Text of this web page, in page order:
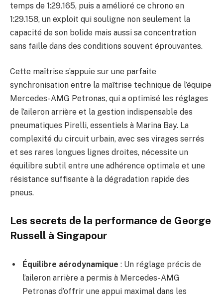
temps de 1:29.165, puis a amélioré ce chrono en
1:29.158, un exploit qui souligne non seulement la
capacité de son bolide mais aussi sa concentration
sans faille dans des conditions souvent éprouvantes.
Cette maîtrise s’appuie sur une parfaite
synchronisation entre la maîtrise technique de l’équipe
Mercedes-AMG Petronas, qui a optimisé les réglages
de l’aileron arrière et la gestion indispensable des
pneumatiques Pirelli, essentiels à Marina Bay. La
complexité du circuit urbain, avec ses virages serrés
et ses rares longues lignes droites, nécessite un
équilibre subtil entre une adhérence optimale et une
résistance suffisante à la dégradation rapide des
pneus.
Les secrets de la performance de George
Russell à Singapour
Équilibre aérodynamique : Un réglage précis de
l’aileron arrière a permis à Mercedes-AMG
Petronas d’offrir une appui maximal dans les